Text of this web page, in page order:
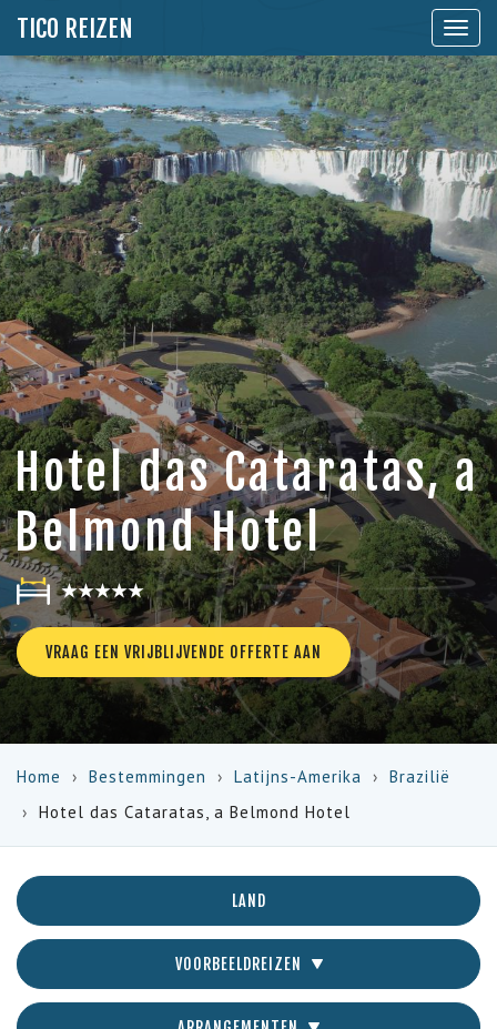
TICO REIZEN
Toon
Hotel das Cataratas, a
Belmond Hotel
★★★★★
VRAAG EEN VRIJBLIJVENDE OFFERTE AAN
Home Bestemmingen Latijns-Amerika
Brazilië
Hotel das Cataratas, a Belmond Hotel
LAND
VOORBEELDREIZEN